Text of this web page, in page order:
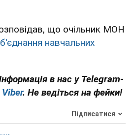
що очільник МОН
навчальних
в нас у Telegram-
Viber. Не ведіться на фейки!
Підписатися